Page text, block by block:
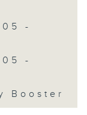
-
-
Booster